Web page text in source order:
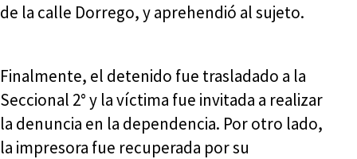
de la calle Dorrego, y aprehendió al sujeto.
Finalmente, el detenido fue trasladado a la
Seccional 2° y la víctima fue invitada a realizar
la denuncia en la dependencia. Por otro lado,
la impresora fue recuperada por su